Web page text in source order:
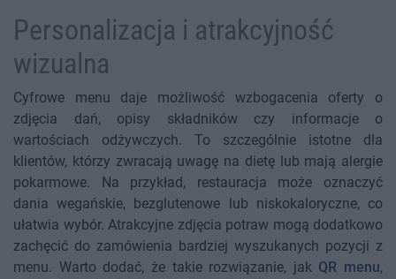
Personalizacja i atrakcyjność
wizualna
Cyfrowe menu daje możliwość wzbogacenia oferty o
zdjęcia dań, opisy składników czy informacje o
wartościach odżywczych. To szczególnie istotne dla
klientów, którzy zwracają uwagę na dietę lub mają alergie
pokarmowe. Na przykład, restauracja może oznaczyć
dania wegańskie, bezglutenowe lub niskokaloryczne, co
ułatwia wybór. Atrakcyjne zdjęcia potraw mogą dodatkowo
zachęcić do zamówienia bardziej wyszukanych pozycji z
menu. Warto dodać, że takie rozwiązanie, jak QR menu,